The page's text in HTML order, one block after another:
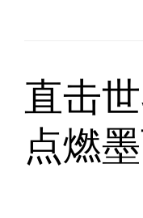
直击
点燃